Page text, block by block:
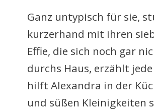
Ganz untypisch für sie,
kurzerhand mit ihren
Effie, die sich noch gar
durchs Haus, erzählt
hilft Alexandra in der
und süßen Kleinigkeiten